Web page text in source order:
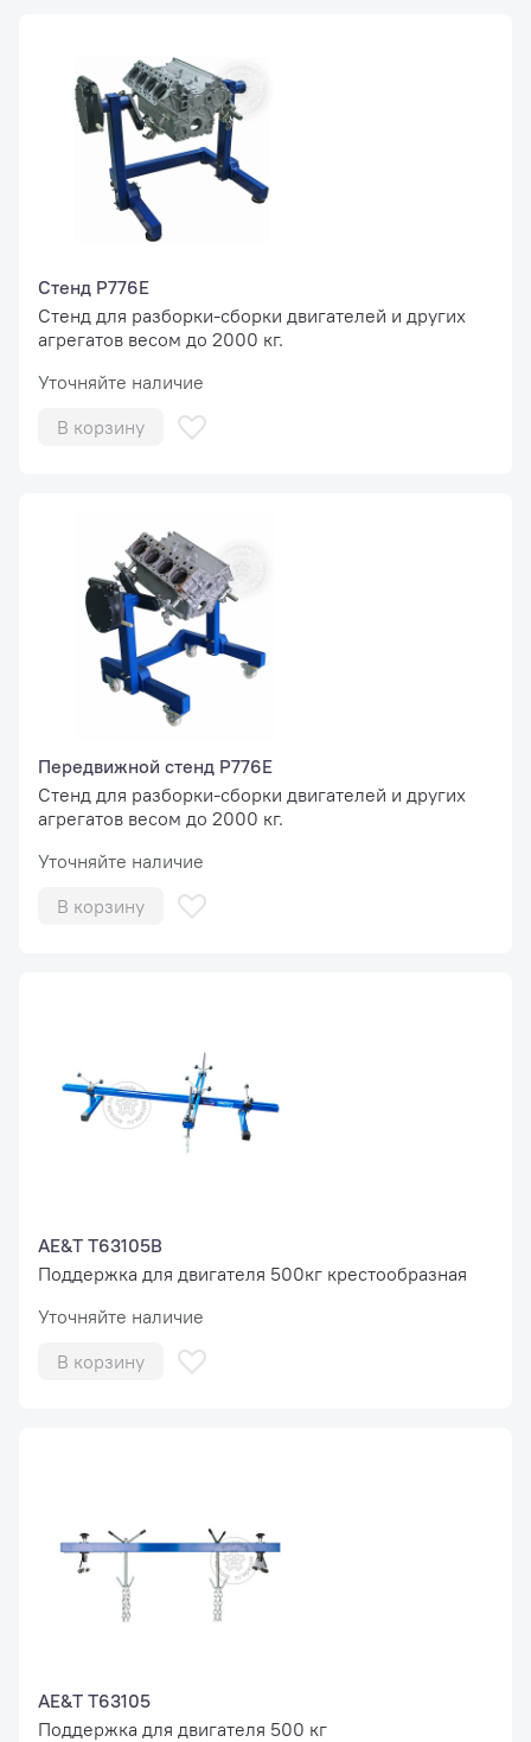
Стенд Р776Е
Стенд для разборки-сборки двигателей и других
агрегатов весом до 2000 кг.
Уточняйте наличие
В корзину
Передвижной стенд Р776Е
Стенд для разборки-сборки двигателей и других
агрегатов весом до 2000 кг.
Уточняйте наличие
В корзину
AE&T T63105B
Поддержка для двигателя 500кг крестообразная
Уточняйте наличие
В корзину
AE&T T63105
Поддержка для двигателя 500 кг